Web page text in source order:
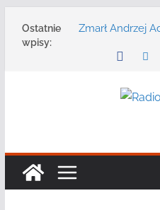
Ostatnie
wpisy:
Zmarł Andrzej
Radmor –
DGT wraz z
konferencję: